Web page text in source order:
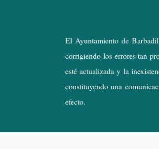
El Ayuntamiento de
corrigiendo los errores tan
esté actualizada y la
constituyendo una
efecto.